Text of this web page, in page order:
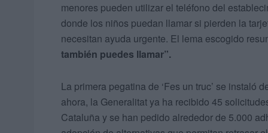
menores pueden utilizar el teléfono del
donde los niños puedan llamar si pierden la
necesitan ayuda urgente. El lema escogido
también puedes llamar”.
La primera pegatina de ‘Fes un truc’ se instaló
ahora, la Generalitat ya ha recibido 45
Cataluña y se han pedido alrededor de 5.000